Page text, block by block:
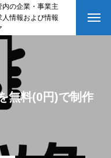
内の企業・事業主
人情報および情報
無料(0円)で制作